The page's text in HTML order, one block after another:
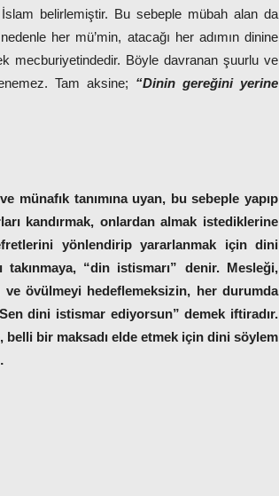
belirlemiştir. Bu sebeple mübah alan da
her mü’min, atacağı her adımın dinine
mecburiyetindedir. Böyle davranan şuurlu ve
Tam aksine; “Dinin gereğini yerine
münafık tanımına uyan, bu sebeple yapıp
kandırmak, onlardan almak istediklerine
yönlendirip yararlanmak için dini
“din istismarı” denir. Mesleği,
övülmeyi hedeflemeksizin, her durumda
dini istismar ediyorsun” demek iftiradır.
belli bir maksadı elde etmek için dini söylem